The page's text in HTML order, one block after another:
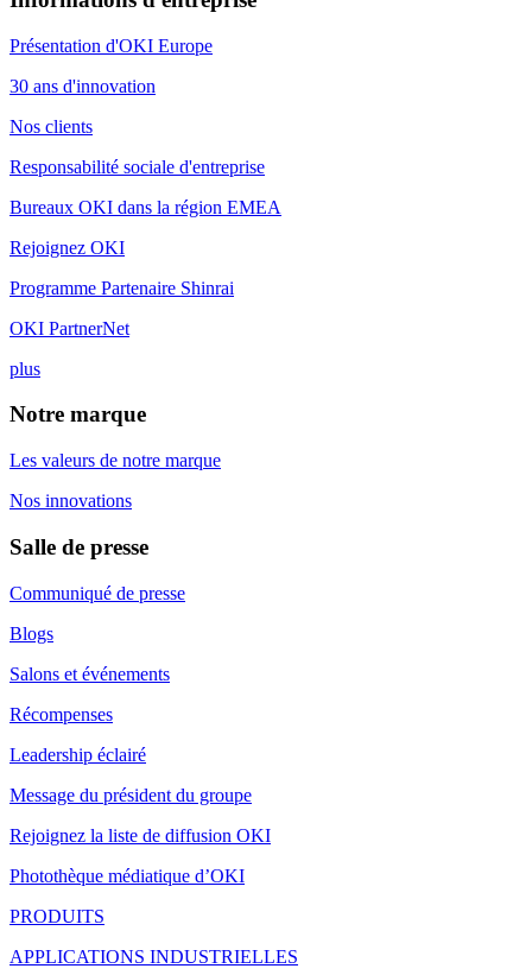
Présentation d'OKI Europe
30 ans d'innovation
Nos clients
Responsabilité sociale d'entreprise
Bureaux OKI dans la région EMEA
Rejoignez OKI
Programme Partenaire Shinrai
OKI PartnerNet
plus
Notre marque
Les valeurs de notre marque
Nos innovations
Salle de presse
Communiqué de presse
Blogs
Salons et événements
Récompenses
Leadership éclairé
Message du président du groupe
Rejoignez la liste de diffusion OKI
Photothèque médiatique d’OKI
PRODUITS
APPLICATIONS INDUSTRIELLES